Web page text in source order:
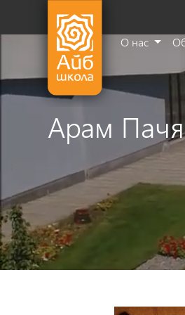
О нас
Арам